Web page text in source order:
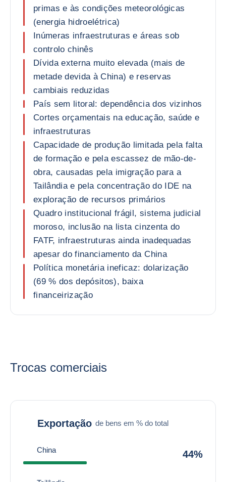
primas e às condições meteorológicas
(energia hidroelétrica)
Inúmeras infraestruturas e áreas sob
controlo chinês
Dívida externa muito elevada (mais de
metade devida à China) e reservas
cambiais reduzidas
País sem litoral: dependência dos vizinhos
Cortes orçamentais na educação, saúde e
infraestruturas
Capacidade de produção limitada pela falta
de formação e pela escassez de mão-de-
obra, causadas pela imigração para a
Tailândia e pela concentração do IDE na
exploração de recursos primários
Quadro institucional frágil, sistema judicial
moroso, inclusão na lista cinzenta do
FATF, infraestruturas ainda inadequadas
apesar do financiamento da China
Política monetária ineficaz: dolarização
(69 % dos depósitos), baixa
financeirização
Trocas comerciais
Exportação de bens em % do total
China 44%